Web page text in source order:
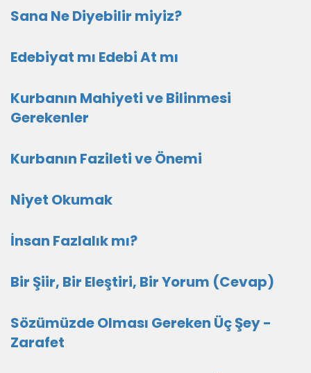
Sana Ne Diyebilir miyiz?
Edebiyat mı Edebi At mı
Kurbanın Mahiyeti ve Bilinmesi
Gerekenler
Kurbanın Fazileti ve Önemi
Niyet Okumak
İnsan Fazlalık mı?
Bir Şiir, Bir Eleştiri, Bir Yorum (Cevap)
Sözümüzde Olması Gereken Üç Şey -
Zarafet